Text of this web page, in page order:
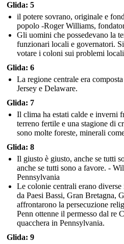
Glida: 5
il potere sovrano, originale e
popolo -Roger Williams,
Gli uomini che possedevano la
funzionari locali e governatori.
votare i coloni sui problemi
Glida: 6
La regione centrale era
Jersey e Delaware.
Glida: 7
Il clima ha estati calde e
terreno fertile e una stagione di
sono molte foreste, minerali
Glida: 8
Il giusto è giusto, anche se tutti
anche se tutti sono a favore. -
Pennsylvania
Le colonie centrali erano
da Paesi Bassi, Gran Bretagna,
affrontarono la persecuzione
Penn ottenne il permesso dal re
quacchera in Pennsylvania.
Glida: 9